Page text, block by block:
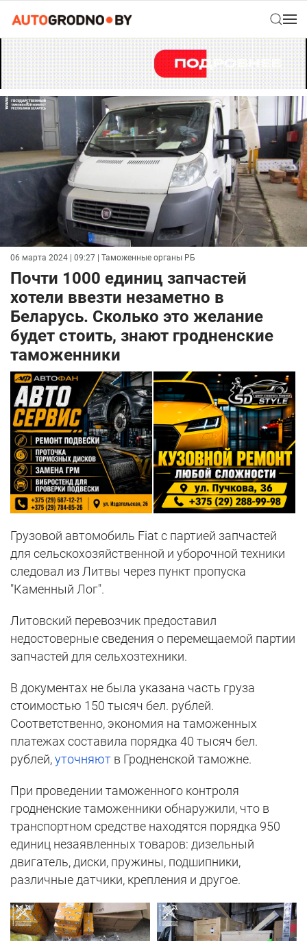
06 марта 2024 | 09:27 | Таможенные органы РБ
Почти 1000 единиц запчастей
хотели ввезти незаметно в
Беларусь. Сколько это желание
будет стоить, знают гродненские
таможенники
Грузовой автомобиль Fiat с партией запчастей
для сельскохозяйственной и уборочной техники
следовал из Литвы через пункт пропуска
"Каменный Лог".
Литовский перевозчик предоставил
недостоверные сведения о перемещаемой партии
запчастей для сельхозтехники.
В документах не была указана часть груза
стоимостью 150 тысяч бел. рублей.
Соответственно, экономия на таможенных
платежах составила порядка 40 тысяч бел.
рублей,уточняют в Гродненской таможне.
При проведении таможенного контроля
гродненские таможенники обнаружили, что в
транспортном средстве находятся порядка 950
единиц незаявленных товаров: дизельный
двигатель, диски, пружины, подшипники,
различные датчики, крепления и другое.